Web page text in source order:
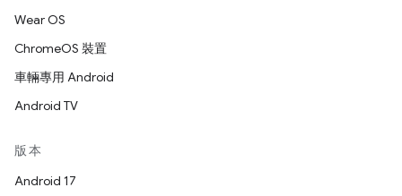
Wear OS
ChromeOS 裝置
車輛專用 Android
Android TV
版本
Android 17